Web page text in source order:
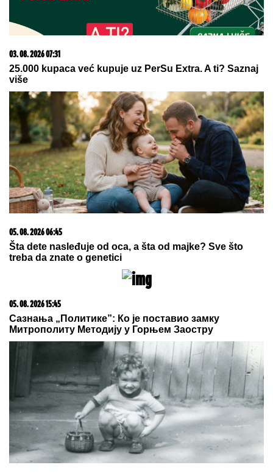
BOBAN SEKAO DRVA, ZA PAR
SEKUNDI JE GLEDAO SMRTI U OČI:
Ispovest Vranjanca kojeg je ubo
LJUBAV NA MORU! Sara Jo i Bjelin sin se baškare
kao nikad: SKRIVENA UVALA, tajne staze, u kadar
upala i jahta - evo u kakvom izdanju je pevačica
slikala Alekseja (FOTO)
(VIDEO) NEMANJA GUDELJ SE NE
ODVAJA OD SINA! Anastasija
objavila snimak sa mora: Ponosni
tata gura kolica dok Ilijan spava,